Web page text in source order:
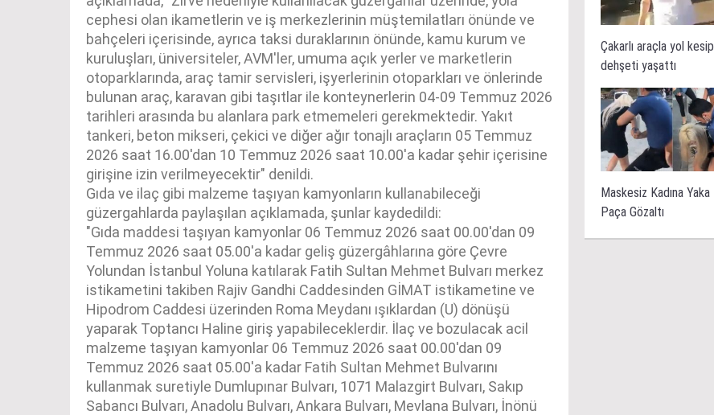
cephesi olan ikametlerin ve iş merkezlerinin müştemilatları önünde ve
bahçeleri içerisinde, ayrıca taksi duraklarının önünde, kamu kurum ve
kuruluşları, üniversiteler, AVM'ler, umuma açık yerler ve marketlerin
otoparklarında, araç tamir servisleri, işyerlerinin otoparkları ve önlerinde
bulunan araç, karavan gibi taşıtlar ile konteynerlerin 04-09 Temmuz 2026
tarihleri arasında bu alanlara park etmemeleri gerekmektedir. Yakıt
tankeri, beton mikseri, çekici ve diğer ağır tonajlı araçların 05 Temmuz
2026 saat 16.00'dan 10 Temmuz 2026 saat 10.00'a kadar şehir içerisine
girişine izin verilmeyecektir" denildi.
Gıda ve ilaç gibi malzeme taşıyan kamyonların kullanabileceği
güzergahlarda paylaşılan açıklamada, şunlar kaydedildi:
"Gıda maddesi taşıyan kamyonlar 06 Temmuz 2026 saat 00.00'dan 09
Temmuz 2026 saat 05.00'a kadar geliş güzergâhlarına göre Çevre
Yolundan İstanbul Yoluna katılarak Fatih Sultan Mehmet Bulvarı merkez
istikametini takiben Rajiv Gandhi Caddesinden GİMAT istikametine ve
Hipodrom Caddesi üzerinden Roma Meydanı ışıklardan (U) dönüşü
yaparak Toptancı Haline giriş yapabileceklerdir. İlaç ve bozulacak acil
malzeme taşıyan kamyonlar 06 Temmuz 2026 saat 00.00'dan 09
Temmuz 2026 saat 05.00'a kadar Fatih Sultan Mehmet Bulvarını
kullanmak suretiyle Dumlupınar Bulvarı, 1071 Malazgirt Bulvarı, Sakıp
Sabancı Bulvarı, Anadolu Bulvarı, Ankara Bulvarı, Mevlana Bulvarı, İnönü
Çakarlı araçla yol kesip
dehşeti yaşattı
Maskesiz Kadına Yaka
Paça Gözaltı